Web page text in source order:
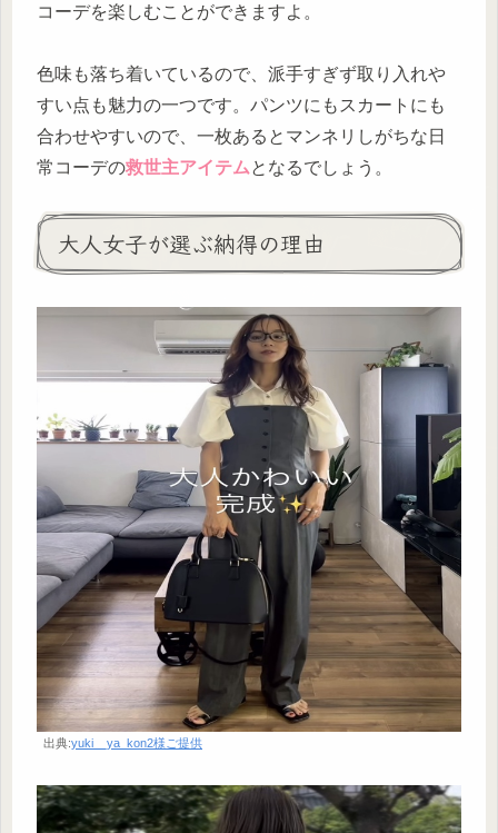
コーデを楽しむことができますよ。
色味も落ち着いているので、派手すぎず取り入れや
すい点も魅力の一つです。パンツにもスカートにも
合わせやすいので、一枚あるとマンネリしがちな日
常コーデの救世主アイテムとなるでしょう。
大人女子が選ぶ納得の理由
出典:yuki__ya_kon2様ご提供